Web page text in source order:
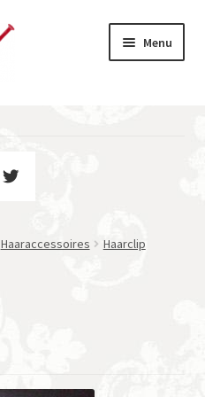
Menu
Haaraccessoires
Haarclip